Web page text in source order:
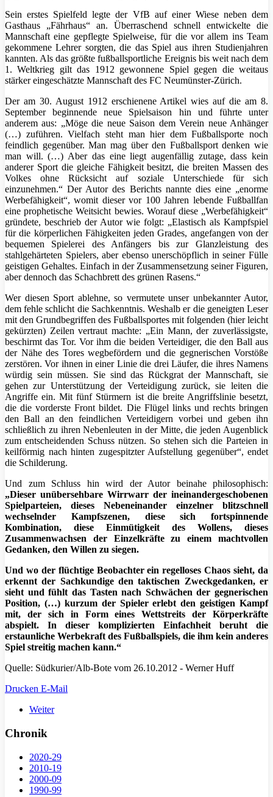
Sein erstes Spielfeld legte der VfB auf einer Wiese neben dem
Gasthaus „Fährhaus“ an. Überraschend schnell entwickelte die
Mannschaft eine gepflegte Spielweise, für die vor allem ins Team
gekommene Lehrer sorgten, die das Spiel aus ihren Studienjahren
kannten. Als das größte fußballsportliche Ereignis bis weit nach dem
1. Weltkrieg gilt das 1912 gewonnene Spiel gegen die weitaus
stärker eingeschätzte Mannschaft des FC Neumünster-Zürich.
Der am 30. August 1912 erschienene Artikel wies auf die am 8.
September beginnende neue Spielsaison hin und führte unter
anderem aus: „Möge die neue Saison dem Verein neue Anhänger
(…) zuführen. Vielfach steht man hier dem Fußballsporte noch
feindlich gegenüber. Man mag über den Fußballsport denken wie
man will. (…) Aber das eine liegt augenfällig zutage, dass kein
anderer Sport die gleiche Fähigkeit besitzt, die breiten Massen des
Volkes ohne Rücksicht auf soziale Unterschiede für sich
einzunehmen.“ Der Autor des Berichts nannte dies eine „enorme
Werbefähigkeit“, womit dieser vor 100 Jahren lebende Fußballfan
eine prophetische Weitsicht bewies. Worauf diese „Werbefähigkeit“
gründete, beschrieb der Autor wie folgt: „Elastisch als Kampfspiel
für die körperlichen Fähigkeiten jeden Grades, angefangen von der
bequemen Spielerei des Anfängers bis zur Glanzleistung des
stahlgehärteten Spielers, aber ebenso unerschöpflich in seiner Fülle
geistigen Gehaltes. Einfach in der Zusammensetzung seiner Figuren,
aber dennoch das Schachbrett des grünen Rasens.“
Wer diesen Sport ablehne, so vermutete unser unbekannter Autor,
dem fehle schlicht die Sachkenntnis. Weshalb er die geneigten Leser
mit den Grundbegriffen des Fußballsportes mit folgenden (hier leicht
gekürzten) Zeilen vertraut machte: „Ein Mann, der zuverlässigste,
beschirmt das Tor. Vor ihm die beiden Verteidiger, die den Ball aus
der Nähe des Tores wegbefördern und die gegnerischen Vorstöße
zerstören. Vor ihnen in einer Linie die drei Läufer, die ihres Namens
würdig sein müssen. Sie sind das Rückgrat der Mannschaft, sie
gehen zur Unterstützung der Verteidigung zurück, sie leiten die
Angriffe ein. Mit fünf Stürmern ist die breite Angriffslinie besetzt,
die die vorderste Front bildet. Die Flügel links und rechts bringen
den Ball an den feindlichen Verteidigern vorbei und geben ihn
schließlich zu ihren Nebenleuten in der Mitte, die jeden Augenblick
zum entscheidenden Schuss nützen. So stehen sich die Parteien in
keilförmig nach hinten zugespitzter Aufstellung gegenüber“, endet
die Schilderung.
Und zum Schluss hin wird der Autor beinahe philosophisch:
„Dieser unübersehbare Wirrwarr der ineinandergeschobenen
Spielparteien, dieses Nebeneinander einzelner blitzschnell
wechselnder Kampfszenen, diese sich fortspinnende
Kombination, diese Einmütigkeit des Wollens, dieses
Zusammenwachsen der Einzelkräfte zu einem machtvollen
Gedanken, den Willen zu siegen.
Und wo der flüchtige Beobachter ein regelloses Chaos sieht, da
erkennt der Sachkundige den taktischen Zweckgedanken, er
sieht und fühlt das Tasten nach Schwächen der gegnerischen
Position, (…) kurzum der Spieler erlebt den geistigen Kampf
mit, der sich in Form eines Wettstreits der Körperkräfte
abspielt. In dieser komplizierten Einfachheit beruht die
erstaunliche Werbekraft des Fußballspiels, die ihm kein anderes
Spiel streitig machen kann.“
Quelle: Südkurier/Alb-Bote vom 26.10.2012 - Werner Huff
Drucken E-Mail
Weiter
Chronik
2020-29
2010-19
2000-09
1990-99